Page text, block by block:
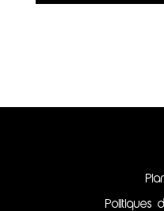
Politiques